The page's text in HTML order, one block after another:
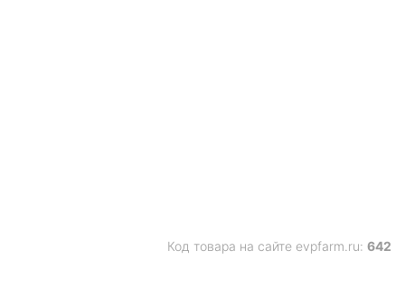
Код товара на сайте evpfarm.ru: 642